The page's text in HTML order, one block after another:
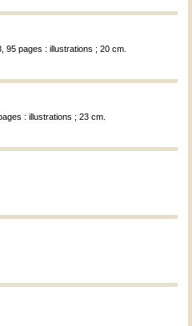
95 pages : illustrations ; 20 cm.
: illustrations ; 23 cm.